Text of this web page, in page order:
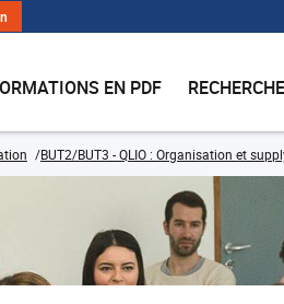
EN PDF
BUT2/BUT3 - QLIO : Organisation et